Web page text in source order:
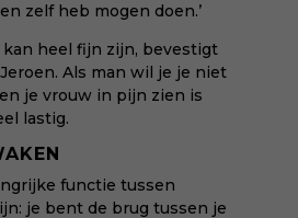
zelf heb mogen doen.’
heel fijn zijn, bevestigt
. Als man wil je je niet
je vrouw in pijn zien is
lastig.
functie tussen
je bent de brug tussen je